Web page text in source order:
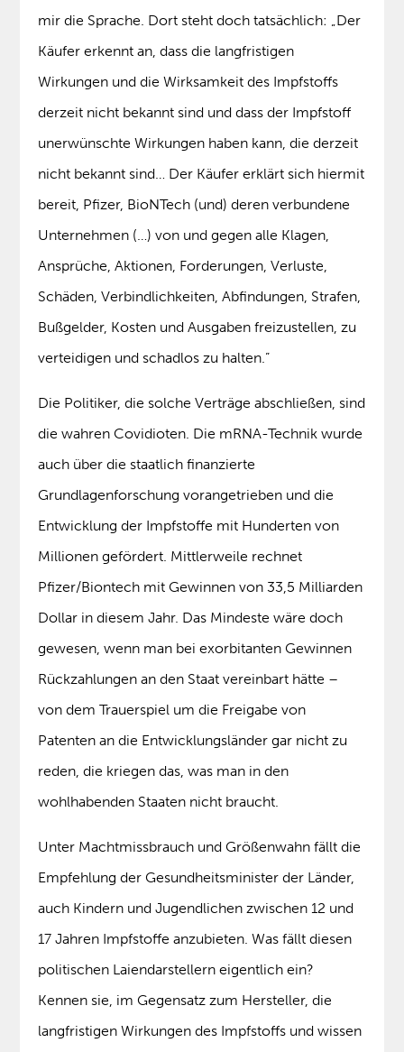
mir die Sprache. Dort steht doch tatsächlich: „Der
Käufer erkennt an, dass die langfristigen
Wirkungen und die Wirksamkeit des Impfstoffs
derzeit nicht bekannt sind und dass der Impfstoff
unerwünschte Wirkungen haben kann, die derzeit
nicht bekannt sind… Der Käufer erklärt sich hiermit
bereit, Pfizer, BioNTech (und) deren verbundene
Unternehmen (…) von und gegen alle Klagen,
Ansprüche, Aktionen, Forderungen, Verluste,
Schäden, Verbindlichkeiten, Abfindungen, Strafen,
Bußgelder, Kosten und Ausgaben freizustellen, zu
verteidigen und schadlos zu halten.”
Die Politiker, die solche Verträge abschließen, sind
die wahren Covidioten. Die mRNA-Technik wurde
auch über die staatlich finanzierte
Grundlagenforschung vorangetrieben und die
Entwicklung der Impfstoffe mit Hunderten von
Millionen gefördert. Mittlerweile rechnet
Pfizer/Biontech mit Gewinnen von 33,5 Milliarden
Dollar in diesem Jahr. Das Mindeste wäre doch
gewesen, wenn man bei exorbitanten Gewinnen
Rückzahlungen an den Staat vereinbart hätte –
von dem Trauerspiel um die Freigabe von
Patenten an die Entwicklungsländer gar nicht zu
reden, die kriegen das, was man in den
wohlhabenden Staaten nicht braucht.
Unter Machtmissbrauch und Größenwahn fällt die
Empfehlung der Gesundheitsminister der Länder,
auch Kindern und Jugendlichen zwischen 12 und
17 Jahren Impfstoffe anzubieten. Was fällt diesen
politischen Laiendarstellern eigentlich ein?
Kennen sie, im Gegensatz zum Hersteller, die
langfristigen Wirkungen des Impfstoffs und wissen